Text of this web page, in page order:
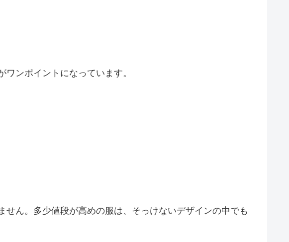
ンポイントになっています。
ん。多少値段が高めの服は、そっけないデザインの中でも